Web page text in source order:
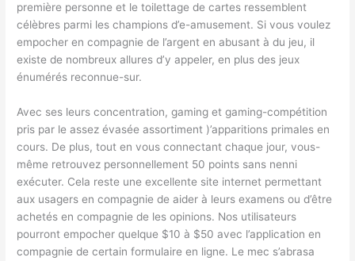
première personne et le toilettage de cartes ressemblent
célèbres parmi les champions d’e-amusement. Si vous voulez
empocher en compagnie de l’argent en abusant à du jeu, il
existe de nombreux allures d’y appeler, en plus des jeux
énumérés reconnue-sur.
Avec ses leurs concentration, gaming et gaming-compétition
pris par le assez évasée assortiment )’apparitions primales en
cours. De plus, tout en vous connectant chaque jour, vous-
même retrouvez personnellement 50 points sans nenni
exécuter. Cela reste une excellente site internet permettant
aux usagers en compagnie de aider à leurs examens ou d’être
achetés en compagnie de les opinions. Nos utilisateurs
pourront empocher quelque $10 à $50 avec l’application en
compagnie de certain formulaire en ligne. Le mec s’abrasa